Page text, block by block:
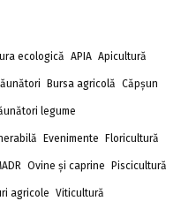
ecologică APIA Apicultură
Bursa agricolă Căpșun
legume
Evenimente Floricultură
Ovine și caprine Piscicultură
agricole Viticultură